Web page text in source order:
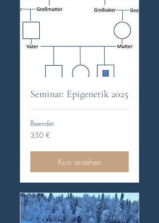
Seminar: Epigenetik 2025
Beendet
350
Euro
350 €
Kurs ansehen